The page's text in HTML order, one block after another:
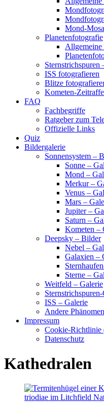
Mond-
Planetenfotografie
Allgemeine
Sternstrichspuren
ISS fotografieren
Blitze
Kometen-
FAQ
Fachbegriffe
Ratgeber zum
Offizielle Links
Quiz
Bildergalerie
Sonnensystem –
Sonne –
Mond –
Merkur –
Venus –
Mars –
Jupiter –
Saturn –
Kometen –
Deepsky – Bilder
Nebel –
Galaxien –
Sterne –
Weitfeld – Galerie
ISS – Galerie
Andere
Impressum
Cookie-Richtlinie
Datenschutz
Kathedralen